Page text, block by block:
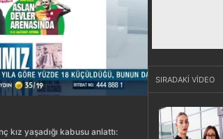
kız yaşadığı kabusu anlattı:
SIRADAKİ VİDEO